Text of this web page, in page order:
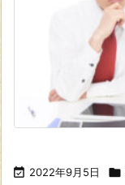
 2022年9月5日 